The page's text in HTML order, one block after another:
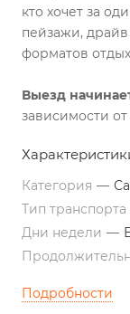
кто хочет за
пейзажи, драйв
форматов
Выезд
зависимости
Категория —
Тип транспорта
Дни недели —
Подробности